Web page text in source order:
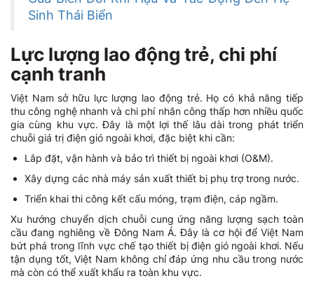
Sinh Thái Biển
Lực lượng lao động trẻ, chi phí
cạnh tranh
Việt Nam sở hữu lực lượng lao động trẻ. Họ có khả năng tiếp
thu công nghệ nhanh và chi phí nhân công thấp hơn nhiều quốc
gia cùng khu vực. Đây là một lợi thế lâu dài trong phát triển
chuỗi giá trị điện gió ngoài khơi, đặc biệt khi cần:
Lắp đặt, vận hành và bảo trì thiết bị ngoài khơi (O&M).
Xây dựng các nhà máy sản xuất thiết bị phụ trợ trong nước.
Triển khai thi công kết cấu móng, trạm điện, cáp ngầm.
Xu hướng chuyển dịch chuỗi cung ứng năng lượng sạch toàn
cầu đang nghiêng về Đông Nam Á. Đây là cơ hội để Việt Nam
bứt phá trong lĩnh vực chế tạo thiết bị điện gió ngoài khơi. Nếu
tận dụng tốt, Việt Nam không chỉ đáp ứng nhu cầu trong nước
mà còn có thể xuất khẩu ra toàn khu vực.